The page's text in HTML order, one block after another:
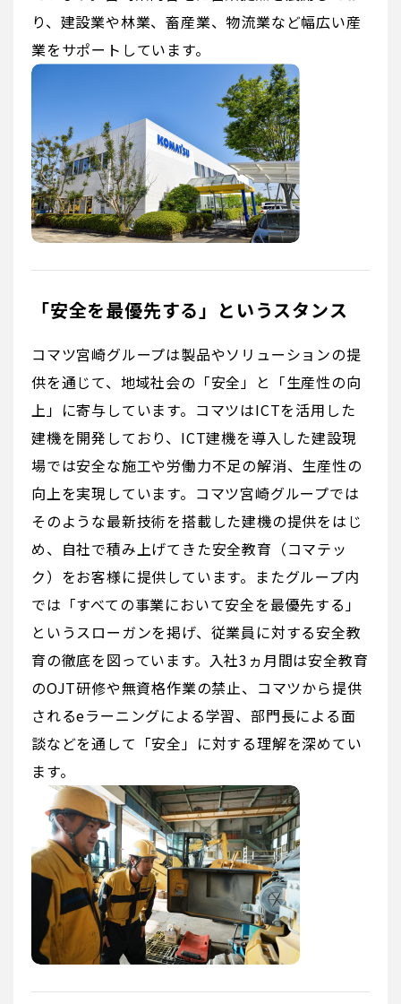
り、建設業や林業、畜産業、物流業など幅広い産
業をサポートしています。
「安全を最優先する」というスタンス
コマツ宮崎グループは製品やソリューションの提
供を通じて、地域社会の「安全」と「生産性の向
上」に寄与しています。コマツはICTを活用した
建機を開発しており、ICT建機を導入した建設現
場では安全な施工や労働力不足の解消、生産性の
向上を実現しています。コマツ宮崎グループでは
そのような最新技術を搭載した建機の提供をはじ
め、自社で積み上げてきた安全教育（コマテッ
ク）をお客様に提供しています。またグループ内
では「すべての事業において安全を最優先する」
というスローガンを掲げ、従業員に対する安全教
育の徹底を図っています。入社3ヵ月間は安全教育
のOJT研修や無資格作業の禁止、コマツから提供
されるeラーニングによる学習、部門長による面
談などを通して「安全」に対する理解を深めてい
ます。